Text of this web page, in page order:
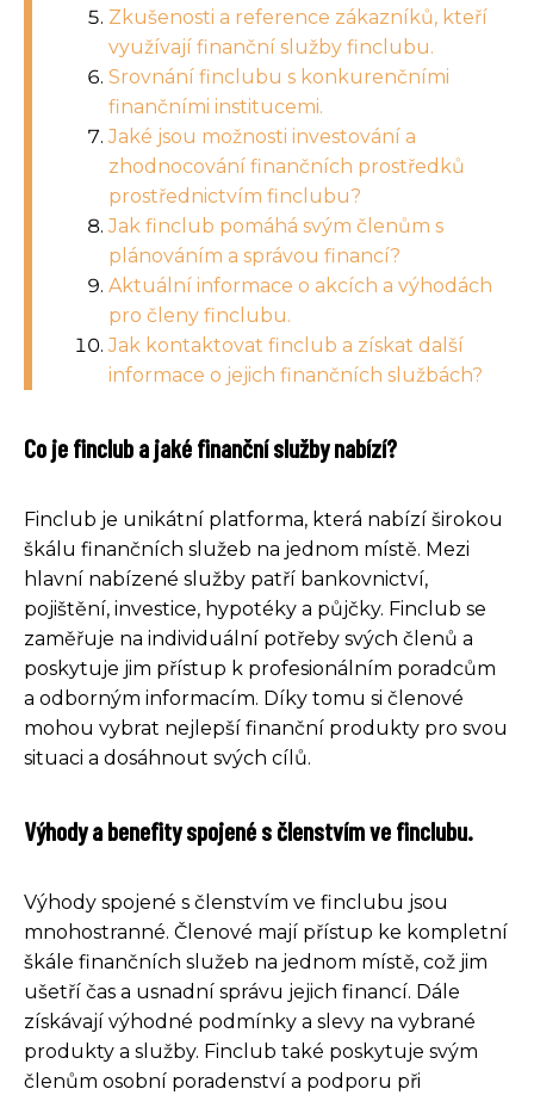
Zkušenosti a reference zákazníků, kteří
využívají finanční služby finclubu.
Srovnání finclubu s konkurenčními
finančními institucemi.
Jaké jsou možnosti investování a
zhodnocování finančních prostředků
prostřednictvím finclubu?
Jak finclub pomáhá svým členům s
plánováním a správou financí?
Aktuální informace o akcích a výhodách
pro členy finclubu.
Jak kontaktovat finclub a získat další
informace o jejich finančních službách?
Co je finclub a jaké finanční služby nabízí?
Finclub je unikátní platforma, která nabízí širokou
škálu finančních služeb na jednom místě. Mezi
hlavní nabízené služby patří bankovnictví,
pojištění, investice, hypotéky a půjčky. Finclub se
zaměřuje na individuální potřeby svých členů a
poskytuje jim přístup k profesionálním poradcům
a odborným informacím. Díky tomu si členové
mohou vybrat nejlepší finanční produkty pro svou
situaci a dosáhnout svých cílů.
Výhody a benefity spojené s členstvím ve finclubu.
Výhody spojené s členstvím ve finclubu jsou
mnohostranné. Členové mají přístup ke kompletní
škále finančních služeb na jednom místě, což jim
ušetří čas a usnadní správu jejich financí. Dále
získávají výhodné podmínky a slevy na vybrané
produkty a služby. Finclub také poskytuje svým
členům osobní poradenství a podporu při